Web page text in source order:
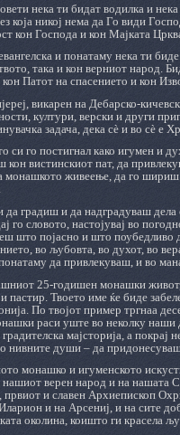
нека ти бидат водилка и
која никој нема да Го види
кон Господа и кон Мајката
и понатаму нека ти
така и кон верниот народ.
Патот на спасението и кон
викарен на Дебарско-
култури, верски и други
задача, дека сѐ и во сѐ е
си го постигнал како игумен и
кон вистинскиот пат, да
монашкото живеење, да го
градиш и да надградуваш дела
го словото, настојувај во
што појасно и што поубедливо
во љубовта, во духот, во
да привлекуваш, и во
25-годишен монашки живот,
пастир. Твоето име ќе биде
По твојот пример тргнаа
раси уште во неколку наши
градителска мајсторија, а
нивните души ‒ да
монашко и игуменското
нашиот верен народ и на нашата
првиот и славен Архиепископ
и на Арсениј, и на сите
околина, коишто ги красела